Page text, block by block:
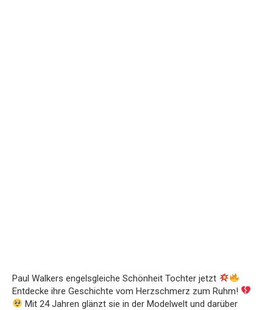
Paul Walkers engelsgleiche Schönheit Tochter jetzt
Entdecke ihre Geschichte vom Herzschmerz zum Ruhm!
Mit 24 Jahren glänzt sie in der Modelwelt und darüber